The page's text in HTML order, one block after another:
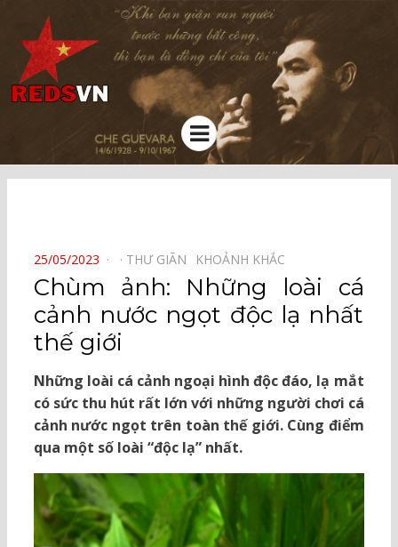
Kênh chia sẻ tri thức cộng đồng
Menu
POSTED
ON
25/05/2023 THƯ GIÃN⠀ KHOẢNH KHẮC⠀
Chùm ảnh: Những loài cá
cảnh nước ngọt độc lạ nhất
thế giới
Những loài cá cảnh ngoại hình độc đáo, lạ mắt
có sức thu hút rất lớn với những người chơi cá
cảnh nước ngọt trên toàn thế giới. Cùng điểm
qua một số loài “độc lạ” nhất.